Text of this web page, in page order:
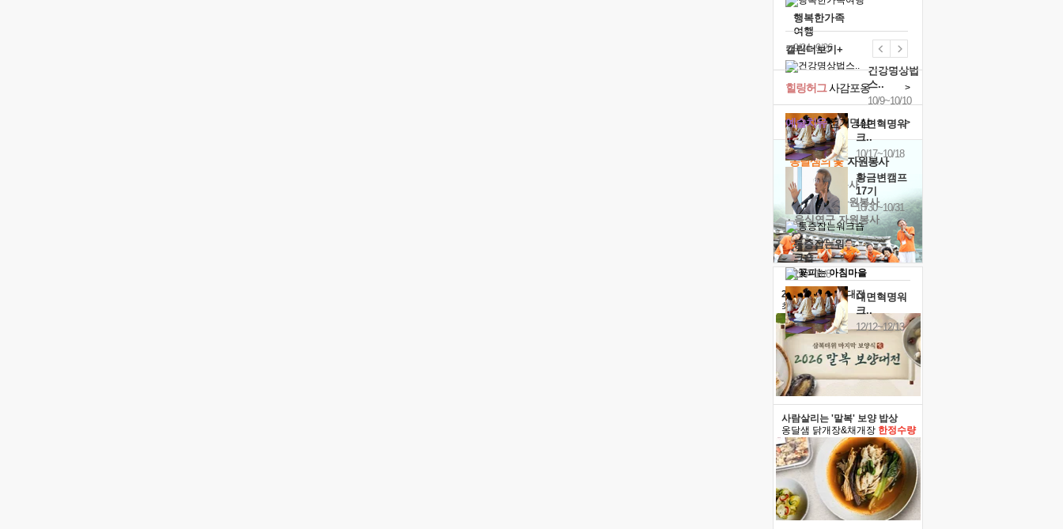
행복한가족
여행
9/24~9/26
건강명상법
스..
10/9~10/10
내면혁명워
크..
10/17~10/18
황금변캠프
17기
10/30~10/31
통증잡는워
크숍
11/7~11/8
내면혁명워
크..
12/12~12/13
캘린더보기+
예술치유걷기명상 >
힐링허그사감포옹 >
'옹달샘의 꽃'자원봉사
· 청년 자원봉사
· 금빛청년 자원봉사
· 음식연구 자원봉사
2026 말복 보양대전
최대74%할인
사람살리는 '말복' 보양 밥상
옹달샘 닭개장&채개장 한정수량